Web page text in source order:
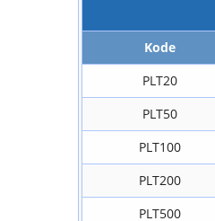
Kode
PLT20
PLT50
PLT100
PLT200
PLT500